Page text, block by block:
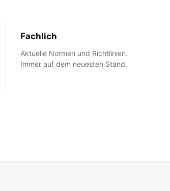
Fachlich
Aktuelle Normen und Richtlinien.
Immer auf dem neuesten Stand.